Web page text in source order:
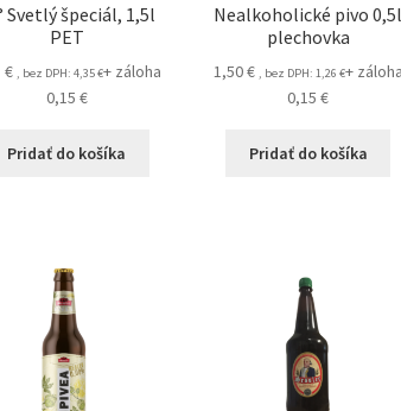
Svetlý špeciál, 1,5l
PET
€ , bez DPH:4,35€+ záloha
0,15 €
Pridať do košíka
Nealkoholické pivo 0,5l
plechovka
1,50€ , bez DPH: 1,26 €+ záloha
0,15€
Pridať do košíka